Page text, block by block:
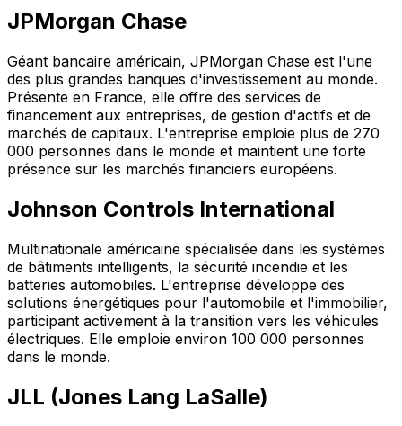
JPMorgan Chase
Géant bancaire américain, JPMorgan Chase est l'une
des plus grandes banques d'investissement au monde.
Présente en France, elle offre des services de
financement aux entreprises, de gestion d'actifs et de
marchés de capitaux. L'entreprise emploie plus de 270
000 personnes dans le monde et maintient une forte
présence sur les marchés financiers européens.
Johnson Controls International
Multinationale américaine spécialisée dans les systèmes
de bâtiments intelligents, la sécurité incendie et les
batteries automobiles. L'entreprise développe des
solutions énergétiques pour l'automobile et l'immobilier,
participant activement à la transition vers les véhicules
électriques. Elle emploie environ 100 000 personnes
dans le monde.
JLL (Jones Lang LaSalle)